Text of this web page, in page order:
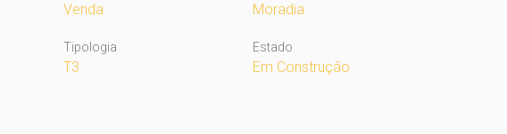
Venda Moradia
Tipologia
T3
Estado
Em Construção